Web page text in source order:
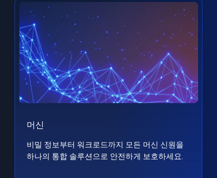
머신
비밀 정보부터 워크로드까지 모든 머신 신원을
하나의 통합 솔루션으로 안전하게 보호하세요.